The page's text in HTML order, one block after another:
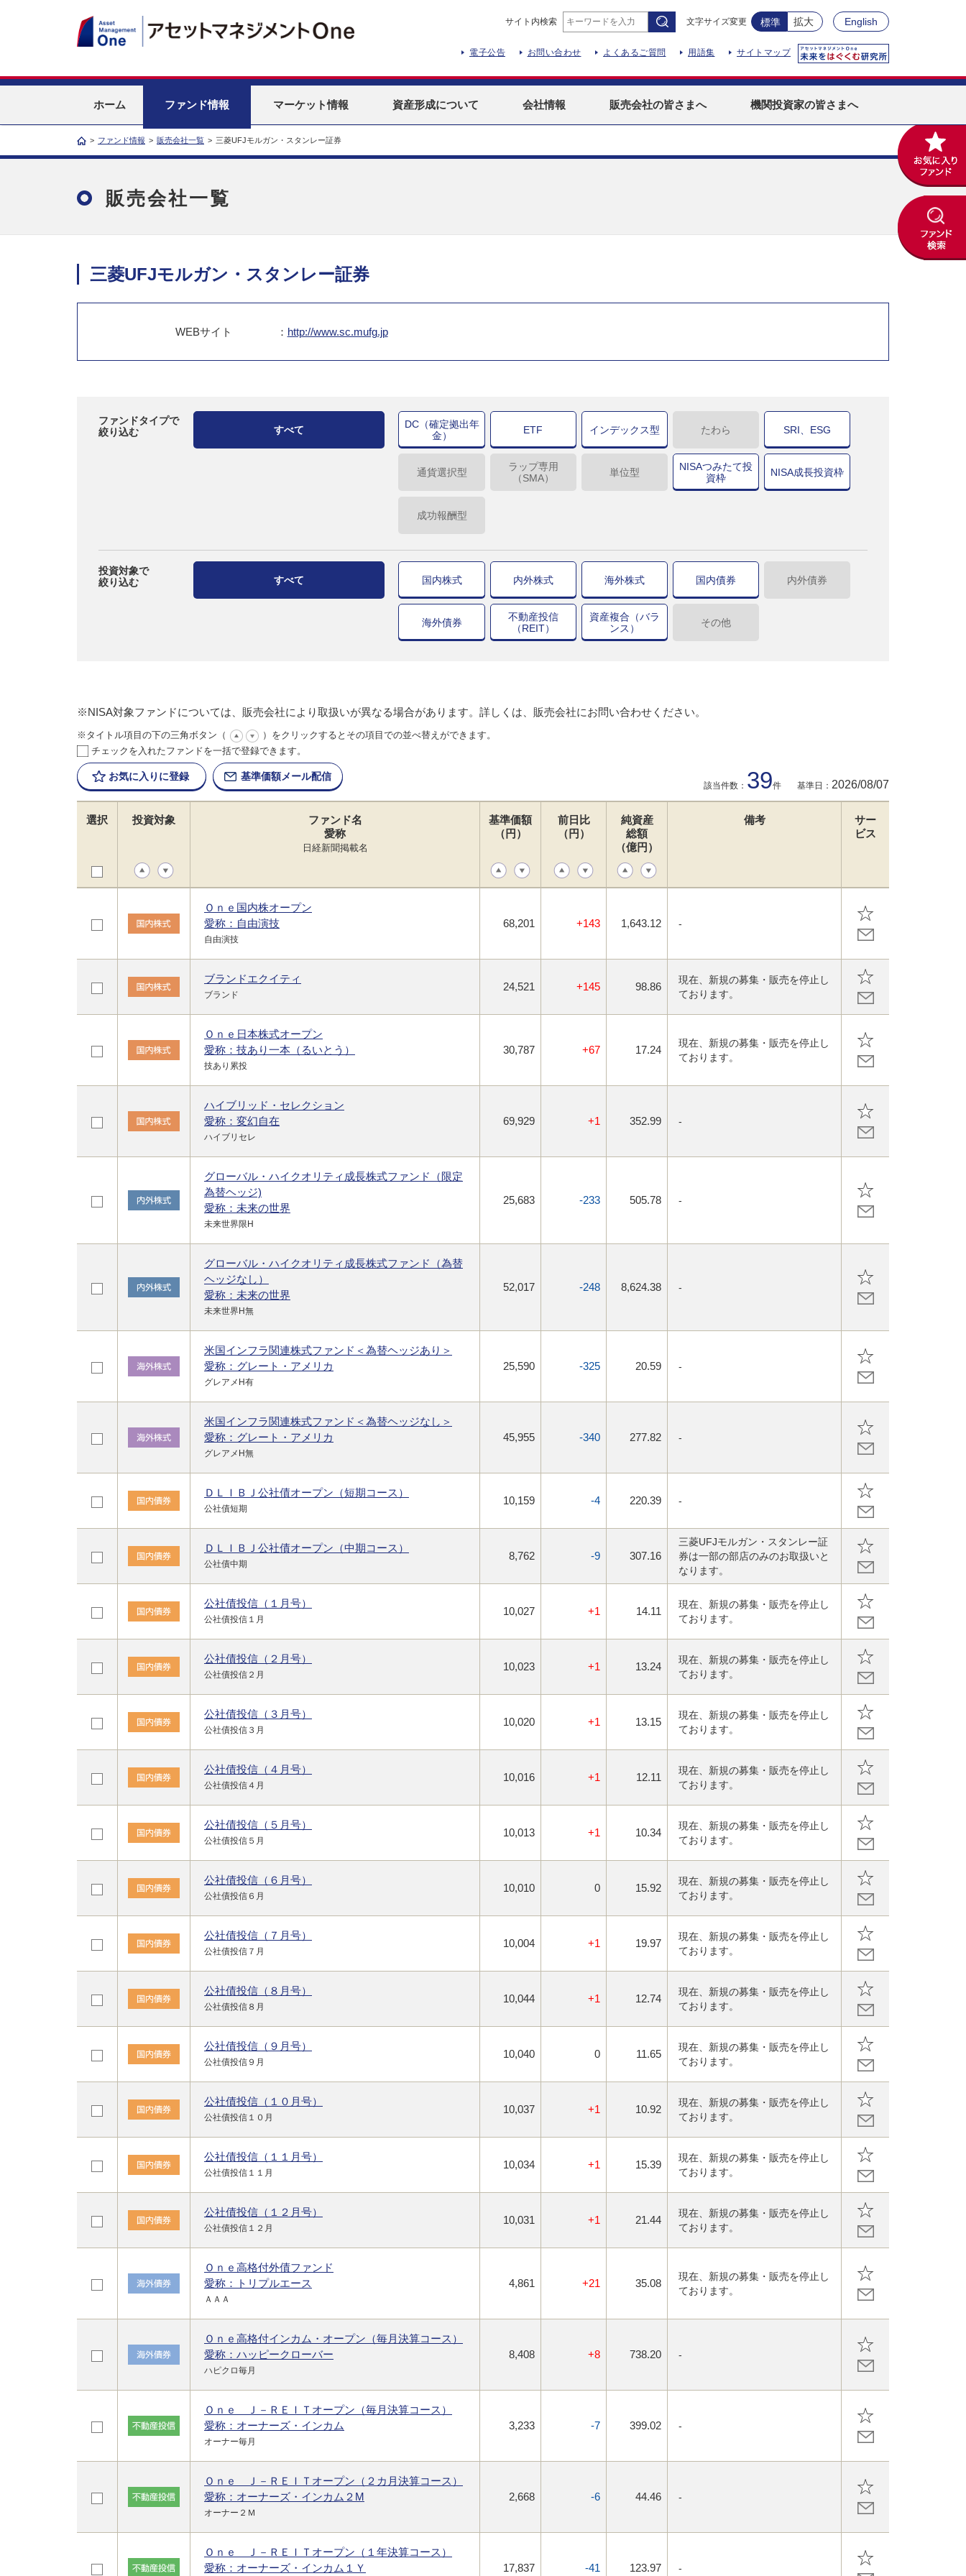
サイト内検索 文字サイズ変更 標準 拡大 English
電子公告 お問い合わせ よくあるご質問 用語集 サイトマップ
ホーム ファンド情報 マーケット情報 資産形成について 会社情報 販売会社の皆さまへ 機関投資家の皆さまへ
> ファンド情報 > 販売会社一覧 > 三菱UFJモルガン・スタンレー証券
販売会社一覧
三菱UFJモルガン・スタンレー証券
WEBサイト ： http://www.sc.mufg.jp
ファンドタイプで
絞り込む
すべて
DC（確定拠出年
金）
ETF インデックス型 たわら SRI、ESG
通貨選択型
ラップ専用
（SMA）
単位型
NISAつみたて投
資枠
NISA成長投資枠
成功報酬型
投資対象で
絞り込む
すべて 国内株式 内外株式 海外株式 国内債券 内外債券
海外債券
不動産投信
（REIT）
資産複合（バラ
ンス）
その他
※NISA対象ファンドについては、販売会社により取扱いが異なる場合があります。詳しくは、販売会社にお問い合わせください。
※タイトル項目の下の三角ボタン（
）をクリックするとその項目での並べ替えができます。
チェックを入れたファンドを一括で登録できます。
お気に入りに登録 基準価額メール配信
該当件数： 39件 基準日： 2026/08/07
選択 投資対象
ファンド名
愛称
日経新聞掲載名
基準価額
（円）
前日比
（円）
純資産
総額
（億円）
備考
サー
ビス
Ｏｎｅ国内株オープン
愛称：自由演技
自由演技
68,201 +143 1,643.12 -
ブランドエクイティ
ブランド
24,521 +145 98.86
現在、新規の募集・販売を停止し
ております。
Ｏｎｅ日本株式オープン
愛称：技あり一本（るいとう）
技あり累投
30,787 +67 17.24
現在、新規の募集・販売を停止し
ております。
ハイブリッド・セレクション
愛称：変幻自在
ハイブリセレ
69,929 +1 352.99 -
グローバル・ハイクオリティ成長株式ファンド（限定
為替ヘッジ)
愛称：未来の世界
未来世界限H
25,683 -233 505.78 -
グローバル・ハイクオリティ成長株式ファンド（為替
ヘッジなし）
愛称：未来の世界
未来世界H無
52,017 -248 8,624.38 -
米国インフラ関連株式ファンド＜為替ヘッジあり＞
愛称：グレート・アメリカ
グレアメH有
25,590 -325 20.59 -
米国インフラ関連株式ファンド＜為替ヘッジなし＞
愛称：グレート・アメリカ
グレアメH無
45,955 -340 277.82 -
ＤＬＩＢＪ公社債オープン（短期コース）
公社債短期
10,159 -4 220.39 -
ＤＬＩＢＪ公社債オープン（中期コース）
公社債中期
8,762 -9 307.16
三菱UFJモルガン・スタンレー証
券は一部の部店のみのお取扱いと
なります。
公社債投信（１月号）
公社債投信１月
10,027 +1 14.11
現在、新規の募集・販売を停止し
ております。
公社債投信（２月号）
公社債投信２月
10,023 +1 13.24
現在、新規の募集・販売を停止し
ております。
公社債投信（３月号）
公社債投信３月
10,020 +1 13.15
現在、新規の募集・販売を停止し
ております。
公社債投信（４月号）
公社債投信４月
10,016 +1 12.11
現在、新規の募集・販売を停止し
ております。
公社債投信（５月号）
公社債投信５月
10,013 +1 10.34
現在、新規の募集・販売を停止し
ております。
公社債投信（６月号）
公社債投信６月
10,010 0 15.92
現在、新規の募集・販売を停止し
ております。
公社債投信（７月号）
公社債投信７月
10,004 +1 19.97
現在、新規の募集・販売を停止し
ております。
公社債投信（８月号）
公社債投信８月
10,044 +1 12.74
現在、新規の募集・販売を停止し
ております。
公社債投信（９月号）
公社債投信９月
10,040 0 11.65
現在、新規の募集・販売を停止し
ております。
公社債投信（１０月号）
公社債投信１０月
10,037 +1 10.92
現在、新規の募集・販売を停止し
ております。
公社債投信（１１月号）
公社債投信１１月
10,034 +1 15.39
現在、新規の募集・販売を停止し
ております。
公社債投信（１２月号）
公社債投信１２月
10,031 +1 21.44
現在、新規の募集・販売を停止し
ております。
Ｏｎｅ高格付外債ファンド
愛称：トリプルエース
ＡＡＡ
4,861 +21 35.08
現在、新規の募集・販売を停止し
ております。
Ｏｎｅ高格付インカム・オープン（毎月決算コース）
愛称：ハッピークローバー
ハピクロ毎月
8,408 +8 738.20 -
Ｏｎｅ Ｊ－ＲＥＩＴオープン（毎月決算コース）
愛称：オーナーズ・インカム
オーナー毎月
3,233 -7 399.02 -
Ｏｎｅ Ｊ－ＲＥＩＴオープン（２カ月決算コース）
愛称：オーナーズ・インカム２M
オーナー２Ｍ
2,668 -6 44.46 -
Ｏｎｅ Ｊ－ＲＥＩＴオープン（１年決算コース）
愛称：オーナーズ・インカム１Ｙ
17,837 -41 123.97 -